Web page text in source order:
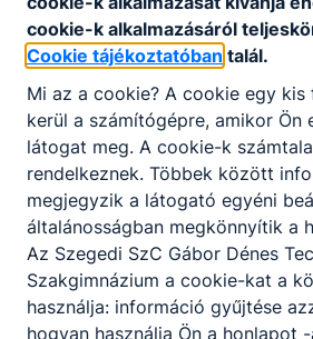
cookie-k alkalmazásáról
Cookie tájékoztatóban talál.
Mi az a cookie? A cookie egy kis
kerül a számítógépre, amikor Ön
látogat meg. A cookie-k
rendelkeznek. Többek között
megjegyzik a látogató egyéni
általánosságban megkönnyítik a
Az Szegedi SzC Gábor Dénes
Szakgimnázium a cookie-kat a
használja: információ gyűjtése
hogyan használja Ön a honlapot